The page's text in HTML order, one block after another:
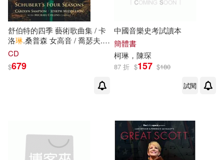
舒伯特的四季 藝術歌曲集 / 卡
洛琳.桑普森 女高音 / 喬瑟夫.米
道頓 鋼琴 / 麥可.柯林斯 單簧管
Seasons / Carolyn Sampson
CD
$679
中國音樂史考試讀本
簡體書
柯琳 ，陳琛
87 折 $157 $180
試閱